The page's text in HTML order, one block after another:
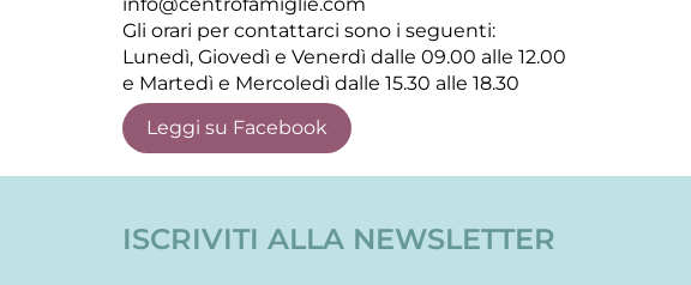
Gli orari per contattarci sono i seguenti:
Lunedì, Giovedì e Venerdì dalle 09.00 alle 12.00
e Martedì e Mercoledì dalle 15.30 alle 18.30
Leggi su Facebook
ISCRIVITI ALLA NEWSLETTER